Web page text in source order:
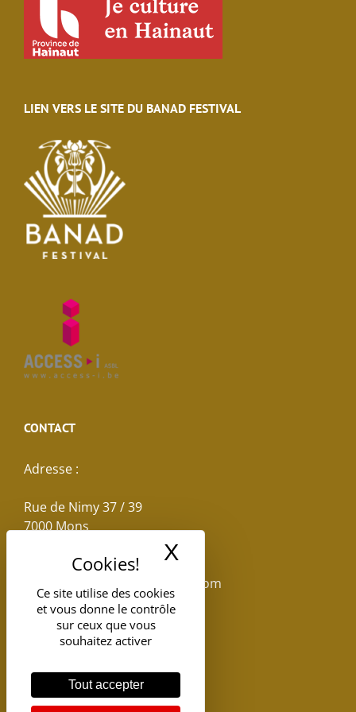
Ce site utilise des cookies
et vous donne le contrôle
sur ceux que vous
souhaitez activer
Tout accepter
X
LIEN VERS LE SITE DU BANAD FESTIVAL
CONTACT
Adresse :
Rue de Nimy 37 / 39
7000 Mons
reservations.losseau@gmail.com
Tel: +32(0)65.398.880